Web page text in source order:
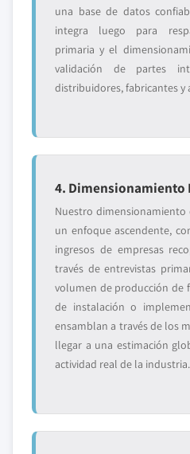
una base de datos
integra luego para
primaria y el
validación de partes
distribuidores, fabricantes y
4. Dimensionamiento
Nuestro dimensionamiento
un enfoque ascendente,
ingresos de empresas
través de entrevistas
volumen de producción de
de instalación o
ensamblan a través de los
llegar a una estimación
actividad real de la industria.